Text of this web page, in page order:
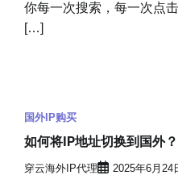
你每一次搜索，每一次点
[…]
国外IP购买
如何将IP地址切换到国外
穿云海外IP代理 2025年6月24